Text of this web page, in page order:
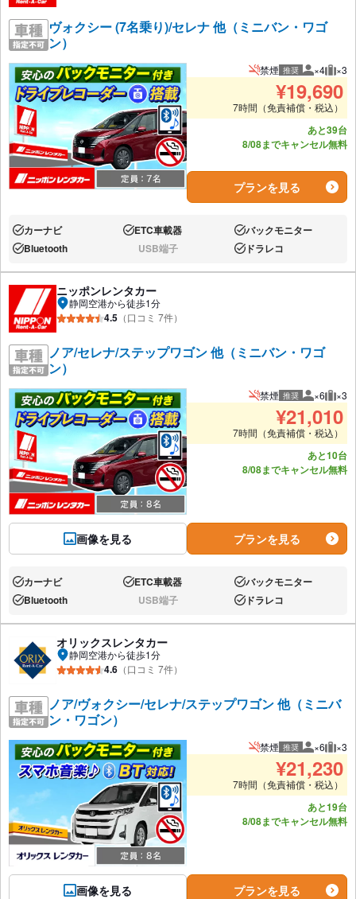
ヴォクシー (7名乗り)/セレナ 他（ミニバン・ワゴ
ン）
禁煙 推奨 推奨人数
×4 推
×3
¥19,690
7時間（免責補償・税込）
あと39台
8/08までキャンセル無料
プランを見る
あり:カーナビ あり:ETC車載器 あり:バックモニター
あり:Bluetooth なし:USB端子 あり:ドラレコ
ニッポンレンタカー
静岡空港から徒歩1分
4.5 （口コミ 7件）
ノア/セレナ/ステップワゴン 他（ミニバン・ワゴ
ン）
画像を見る
禁煙 推奨 推奨人数
×6 推
×3
¥21,010
7時間（免責補償・税込）
あと10台
8/08までキャンセル無料
プランを見る
あり:カーナビ あり:ETC車載器 あり:バックモニター
あり:Bluetooth なし:USB端子 あり:ドラレコ
オリックスレンタカー
静岡空港から徒歩1分
4.6 （口コミ 7件）
ノア/ヴォクシー/セレナ/ステップワゴン 他（ミニバ
ン・ワゴン）
画像を見る
禁煙 推奨 推奨人数
×6 推
×3
¥21,230
7時間（免責補償・税込）
あと19台
8/08までキャンセル無料
プランを見る